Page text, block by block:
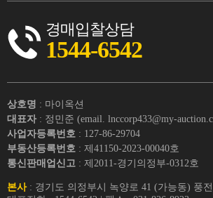
경매입찰상담
1544-6542
상호명 : 마이옥션
대표자 : 정민준 (email. lnccorp433@my-
사업자등록번호 : 127-86-29704
부동산등록번호 : 제41150-2023-00040호
통신판매업신고 : 제2011-경기의정부-0312호
본사: 경기도 의정부시 녹양로 41 (가능동) 풍